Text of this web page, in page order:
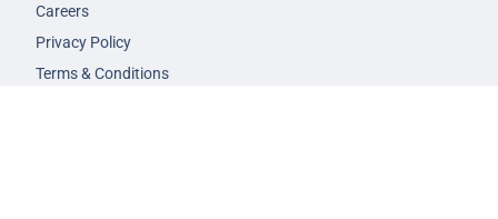
Careers
Privacy Policy
Terms & Conditions